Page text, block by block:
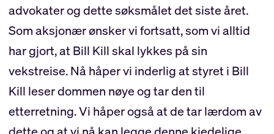
advokater og dette søksmålet det siste året.
Som aksjonær ønsker vi fortsatt, som vi alltid
har gjort, at Bill Kill skal lykkes på sin
vekstreise. Nå håper vi inderlig at styret i Bill
Kill leser dommen nøye og tar den til
etterretning. Vi håper også at de tar lærdom av